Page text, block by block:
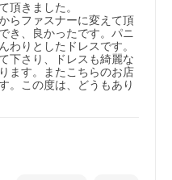
頂きました。
らファスナーに変えて頂
き、良かったです。パニ
わりとしたドレスです。
下さり、ドレスも綺麗な
ます。またこちらのお店
。この度は、どうもあり